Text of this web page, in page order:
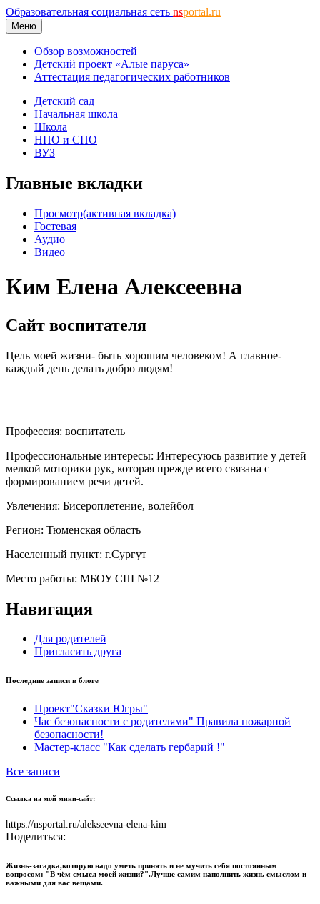
Образовательная социальная сеть nsportal.ru
Меню
Обзор возможностей
Детский проект «Алые паруса»
Аттестация педагогических работников
Детский сад
Начальная школа
Школа
НПО и СПО
ВУЗ
Главные вкладки
Просмотр(активная вкладка)
Гостевая
Аудио
Видео
Ким Елена Алексеевна
Сайт воспитателя
Цель моей жизни- быть хорошим человеком! А главное-
каждый день делать добро людям!
Профессия: воспитатель
Профессиональные интересы: Интересуюсь развитие у детей
мелкой моторики рук, которая прежде всего связана с
формированием речи детей.
Увлечения: Бисероплетение, волейбол
Регион: Тюменская область
Населенный пункт: г.Сургут
Место работы: МБОУ СШ №12
Навигация
Для родителей
Пригласить друга
Последние записи в блоге
Проект"Сказки Югры"
Час безопасности с родителями" Правила пожарной
безопасности!
Мастер-класс "Как сделать гербарий !"
Все записи
Ссылка на мой мини-сайт:
https://nsportal.ru/alekseevna-elena-kim
Поделиться:
Жизнь-загадка,которую надо уметь принять и не мучить себя постоянным
вопросом: "В чём смысл моей жизни?".Лучше самим наполнить жизнь смыслом и
важными для вас вещами.